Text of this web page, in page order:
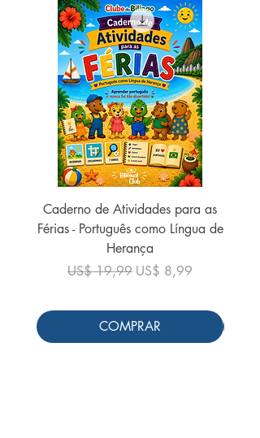
Caderno de Atividades para as
Férias - Português como Língua de
Herança
Preço normal
US$ 19,99 Preço promocional
US$ 8,99
COMPRAR